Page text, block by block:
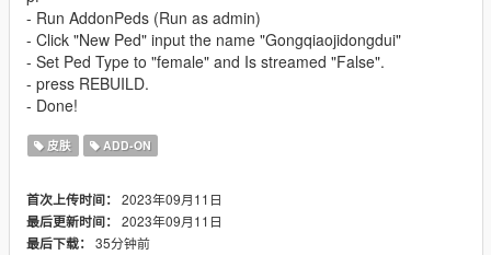
- Run AddonPeds (Run as admin)
- Click "New Ped" input the name "Gongqiaojidongdui"
- Set Ped Type to "female" and Is streamed "False".
- press REBUILD.
- Done!
皮肤 ADD-ON
首次上传时间： 2023年09月11日
最后更新时间： 2023年09月11日
最后下载： 35分钟前